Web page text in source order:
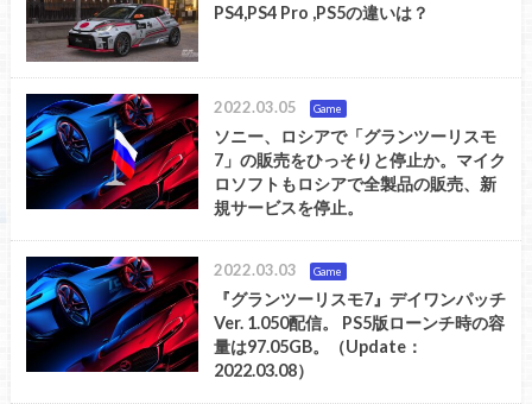
PS4,PS4 Pro ,PS5の違いは？
2022.03.05 Game
ソニー、ロシアで「グランツーリスモ
7」の販売をひっそりと停止か。マイク
ロソフトもロシアで全製品の販売、新
規サービスを停止。
2022.03.03 Game
『グランツーリスモ7』デイワンパッチ
Ver. 1.050配信。 PS5版ローンチ時の容
量は97.05GB。（Update：
2022.03.08）